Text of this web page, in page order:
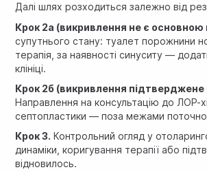
Далі шлях розходиться залежно від
Крок 2а (викривлення не є
супутнього стану: туалет порожнини
терапія, за наявності синуситу —
клініці.
Крок 2б (викривлення підтверджене
Направлення на консультацію до ЛОР-
септопластики — поза межами
Крок 3. Контрольний огляд у
динаміки, коригування терапії або
відновилось.